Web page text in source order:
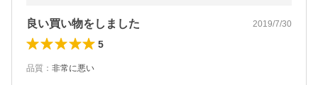
良い買い物をしました 2019/7/30
5
品質 ： 非常に悪い